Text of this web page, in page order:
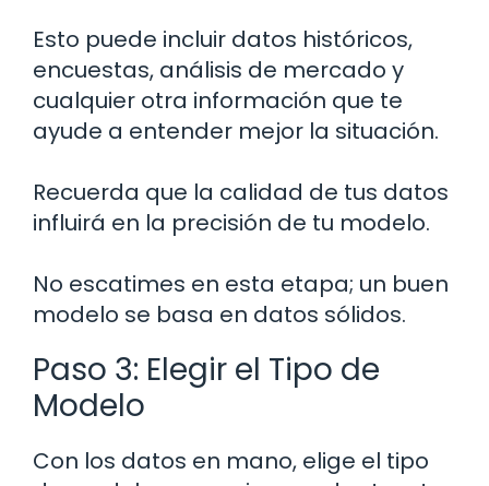
Esto puede incluir datos históricos,
encuestas, análisis de mercado y
cualquier otra información que te
ayude a entender mejor la situación.
Recuerda que la calidad de tus datos
influirá en la precisión de tu modelo.
No escatimes en esta etapa; un buen
modelo se basa en datos sólidos.
Paso 3: Elegir el Tipo de
Modelo
Con los datos en mano, elige el tipo